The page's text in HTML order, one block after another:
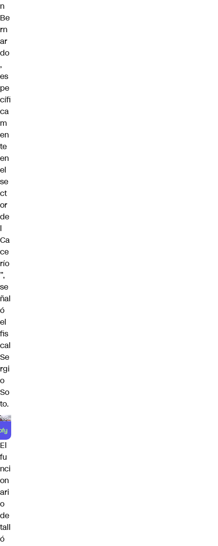
n
Be
rn
ar
do
,
es
pe
cífi
ca
m
en
te
en
el
se
ct
or
de
l
Ca
ce
río
”,
se
ñal
ó
el
fis
cal
Se
rgi
o
So
to.
El
fu
nci
on
ari
o
de
tall
ó